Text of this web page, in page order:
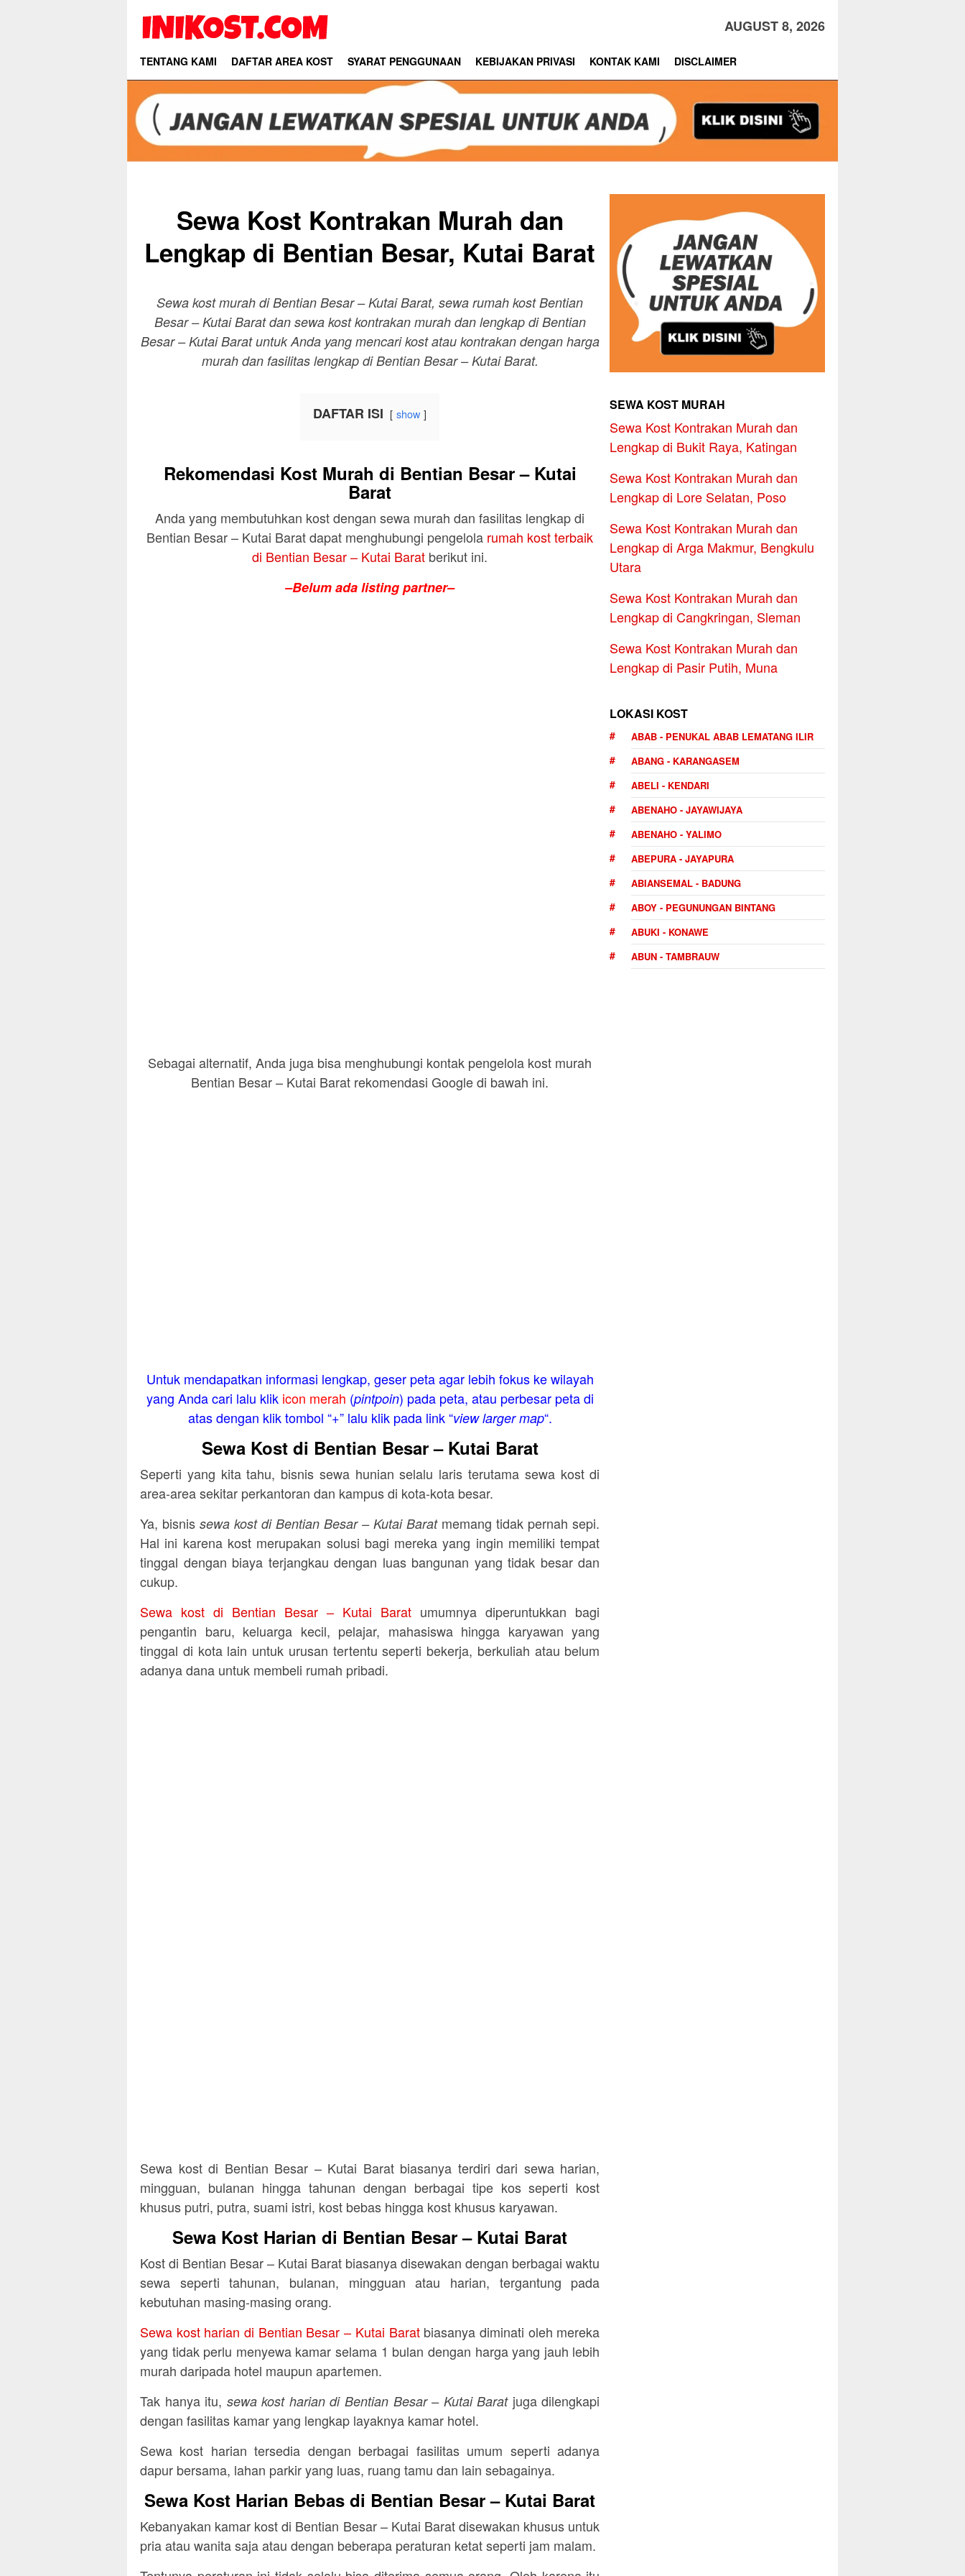
AUGUST 8, 2026
TENTANG KAMI DAFTAR AREA KOST SYARAT PENGGUNAAN KEBIJAKAN PRIVASI KONTAK KAMI DISCLAIMER
Sewa Kost Kontrakan Murah dan
Lengkap di Bentian Besar, Kutai Barat
Sewa kost murah di Bentian Besar – Kutai Barat, sewa rumah kost Bentian
Besar – Kutai Barat dan sewa kost kontrakan murah dan lengkap di Bentian
Besar – Kutai Barat untuk Anda yang mencari kost atau kontrakan dengan harga
murah dan fasilitas lengkap di Bentian Besar – Kutai Barat.
DAFTAR ISI show
Rekomendasi Kost Murah di Bentian Besar – Kutai
Barat
Anda yang membutuhkan kost dengan sewa murah dan fasilitas lengkap di
Bentian Besar – Kutai Barat dapat menghubungi pengelola rumah kost terbaik
di Bentian Besar – Kutai Barat berikut ini.
–Belum ada listing partner–
Sebagai alternatif, Anda juga bisa menghubungi kontak pengelola kost murah
Bentian Besar – Kutai Barat rekomendasi Google di bawah ini.
Untuk mendapatkan informasi lengkap, geser peta agar lebih fokus ke wilayah
yang Anda cari lalu klik icon merah (pintpoin) pada peta, atau perbesar peta di
atas dengan klik tombol “+” lalu klik pada link “view larger map“.
Sewa Kost di Bentian Besar – Kutai Barat
Seperti yang kita tahu, bisnis sewa hunian selalu laris terutama sewa kost di
area-area sekitar perkantoran dan kampus di kota-kota besar.
Ya, bisnissewa kost di Bentian Besar – Kutai Baratmemang tidak pernah sepi.
Hal ini karena kost merupakan solusi bagi mereka yang ingin memiliki tempat
tinggal dengan biaya terjangkau dengan luas bangunan yang tidak besar dan
cukup.
Sewa kost di Bentian Besar – Kutai Barat umumnya diperuntukkan bagi
pengantin baru, keluarga kecil, pelajar, mahasiswa hingga karyawan yang
tinggal di kota lain untuk urusan tertentu seperti bekerja, berkuliah atau belum
adanya dana untuk membeli rumah pribadi.
Sewa kost di Bentian Besar – Kutai Barat biasanya terdiri dari sewa harian,
mingguan, bulanan hingga tahunan dengan berbagai tipe kos seperti kost
khusus putri, putra, suami istri, kost bebas hingga kost khusus karyawan.
Sewa Kost Harian di Bentian Besar – Kutai Barat
Kost di Bentian Besar – Kutai Barat biasanya disewakan dengan berbagai waktu
sewa seperti tahunan, bulanan, mingguan atau harian, tergantung pada
kebutuhan masing-masing orang.
Sewa kost harian di Bentian Besar – Kutai Baratbiasanya diminati oleh mereka
yang tidak perlu menyewa kamar selama 1 bulan dengan harga yang jauh lebih
murah daripada hotel maupun apartemen.
Tak hanya itu, sewa kost harian di Bentian Besar – Kutai Baratjuga dilengkapi
dengan fasilitas kamar yang lengkap layaknya kamar hotel.
Sewa kost harian tersedia dengan berbagai fasilitas umum seperti adanya
dapur bersama, lahan parkir yang luas, ruang tamu dan lain sebagainya.
Sewa Kost Harian Bebas di Bentian Besar – Kutai Barat
Kebanyakan kamar kost di Bentian Besar – Kutai Barat disewakan khusus untuk
pria atau wanita saja atau dengan beberapa peraturan ketat seperti jam malam.
SEWA KOST MURAH
Sewa Kost Kontrakan Murah dan
Lengkap di Bukit Raya, Katingan
Sewa Kost Kontrakan Murah dan
Lengkap di Lore Selatan, Poso
Sewa Kost Kontrakan Murah dan
Lengkap di Arga Makmur, Bengkulu
Utara
Sewa Kost Kontrakan Murah dan
Lengkap di Cangkringan, Sleman
Sewa Kost Kontrakan Murah dan
Lengkap di Pasir Putih, Muna
LOKASI KOST
ABAB - PENUKAL ABAB LEMATANG ILIR
ABANG - KARANGASEM
ABELI - KENDARI
ABENAHO - JAYAWIJAYA
ABENAHO - YALIMO
ABEPURA - JAYAPURA
ABIANSEMAL - BADUNG
ABOY - PEGUNUNGAN BINTANG
ABUKI - KONAWE
ABUN - TAMBRAUW